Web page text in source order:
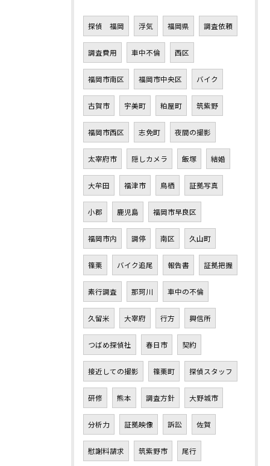
探偵 福岡 浮気 福岡県 調査依頼
調査費用 車中不倫 西区
福岡市南区 福岡市中央区 バイク
古賀市 宇美町 粕屋町 筑紫野
福岡市西区 志免町 夜間の撮影
太宰府市 隠しカメラ 飯塚 結婚
大牟田 福津市 鳥栖 証拠写真
小郡 鹿児島 福岡市早良区
福岡市内 調停 南区 久山町
篠栗 バイク追尾 報告書 証拠把握
素行調査 那珂川 車中の不倫
久留米 大宰府 行方 興信所
つばめ探偵社 春日市 契約
接近しての撮影 篠栗町 探偵スタッフ
研修 熊本 調査方針 大野城市
分析力 証拠映像 訴訟 佐賀
慰謝料請求 筑紫野市 尾行